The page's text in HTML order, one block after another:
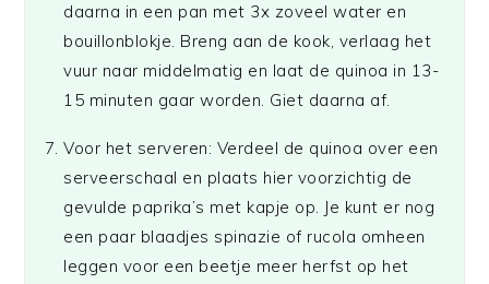
daarna in een pan met 3x zoveel water en
bouillonblokje. Breng aan de kook, verlaag het
vuur naar middelmatig en laat de quinoa in 13-
15 minuten gaar worden. Giet daarna af.
Voor het serveren: Verdeel de quinoa over een
serveerschaal en plaats hier voorzichtig de
gevulde paprika’s met kapje op. Je kunt er nog
een paar blaadjes spinazie of rucola omheen
leggen voor een beetje meer herfst op het